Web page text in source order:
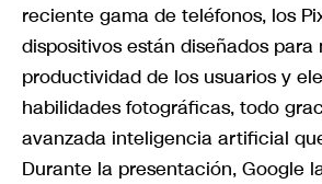
reciente gama de teléfonos, los
dispositivos están diseñados para
productividad de los usuarios y
habilidades fotográficas, todo
avanzada inteligencia artificial
Durante la presentación, Google